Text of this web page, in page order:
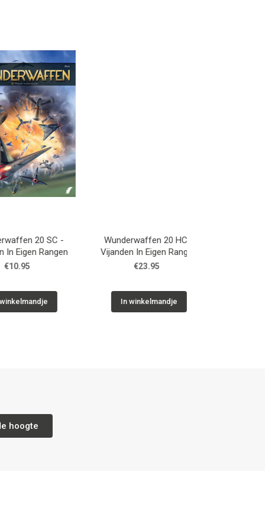
20 SC -
Rangen
Wunderwaffen 20 HC -
Vijanden In Eigen Rangen
€23.95
In winkelmandje
hoogte